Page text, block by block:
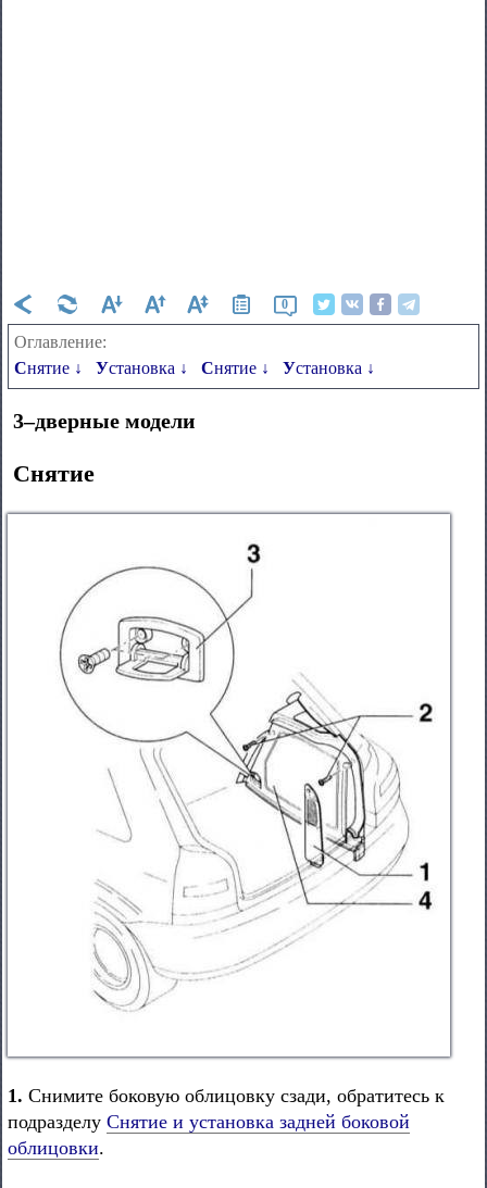
0
Оглавление:
Снятие ↓
Установка ↓ Снятие ↓ Установка ↓
3–дверные модели
Снятие
1. Снимите боковую облицовку сзади, обратитесь к
подразделу Снятие и установка задней боковой
облицовки.